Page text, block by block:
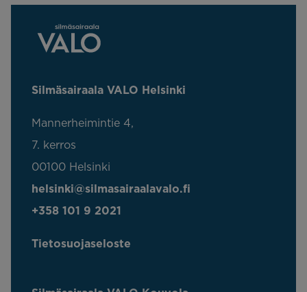
Silmäsairaala VALO Helsinki
Mannerheimintie 4,
7. kerros
00100 Helsinki
helsinki@silmasairaalavalo.fi
+358 101 9 2021
Tietosuojaseloste